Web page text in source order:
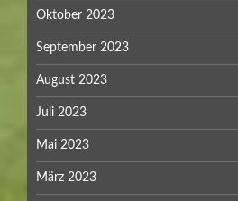
Oktober 2023
September 2023
August 2023
Juli 2023
Mai 2023
März 2023